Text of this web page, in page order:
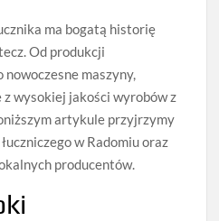
ma bogatą historię
Od produkcji
maszyny,
z wysokiej jakości wyrobów z
artykule przyjrzymy
w Radomiu oraz
producentów.